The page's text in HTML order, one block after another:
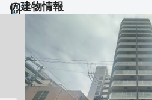
の建物情報